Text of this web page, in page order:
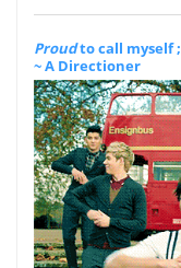
Proudto call myself ;
~ A Directioner